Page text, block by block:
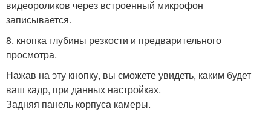
видеороликов через встроенный микрофон
записывается.
8. кнопка глубины резкости и предварительного
просмотра.
Нажав на эту кнопку, вы сможете увидеть, каким будет
ваш кадр, при данных настройках.
Задняя панель корпуса камеры.